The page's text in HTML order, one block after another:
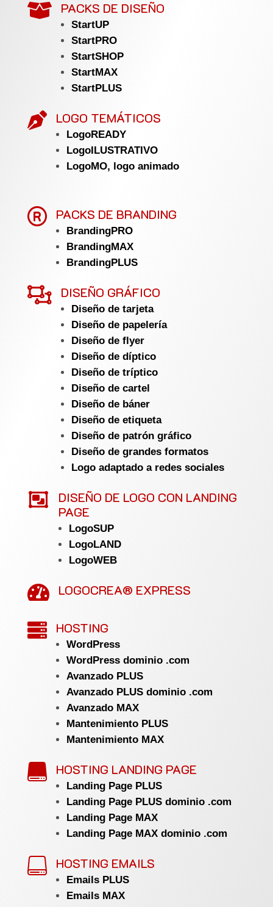
 PACKS DE DISEÑO
StartUP
StartPRO
StartSHOP
StartMAX
StartPLUS
 LOGO TEMÁTICOS
LogoREADY
LogoILUSTRATIVO
LogoMO, logo animado
 PACKS DE BRANDING
BrandingPRO
BrandingMAX
BrandingPLUS
 DISEÑO GRÁFICO
Diseño de tarjeta
Diseño de papelería
Diseño de flyer
Diseño de díptico
Diseño de tríptico
Diseño de cartel
Diseño de báner
Diseño de etiqueta
Diseño de patrón gráfico
Diseño de grandes formatos
Logo adaptado a redes sociales

DISEÑO DE LOGO CON LANDING
PAGE
LogoSUP
LogoLAND
LogoWEB
 LOGOCREA® EXPRESS
 HOSTING
WordPress
WordPress dominio .com
Avanzado PLUS
Avanzado PLUS dominio .com
Avanzado MAX
Mantenimiento PLUS
Mantenimiento MAX
 HOSTING LANDING PAGE
Landing Page PLUS
Landing Page PLUS dominio .com
Landing Page MAX
Landing Page MAX dominio .com
 HOSTING EMAILS
Emails PLUS
Emails MAX